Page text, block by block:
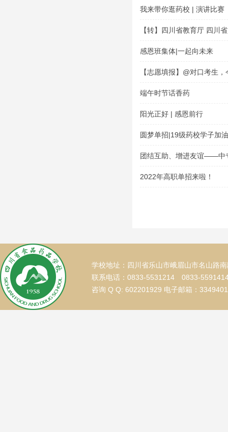
我来带你逛药校 | 演讲比赛
【转】四川省教育厅 四川
于公布四川省 2022 年具有
格学校及专业的通告
感恩班集体|一起向未来
【志愿填报】@对口考生
岸？你关心的志愿填报问题
端午时节话香药
阳光正好 | 感恩前行
圆梦单招|19级药校学子加
团结互助、增进友谊——中
2022年高职单招来啦！
学校地址：四川省乐山市峨眉山市名山路
联系电话：0833-5531214 0833-
咨询 Q Q: 602201929 电子邮箱：